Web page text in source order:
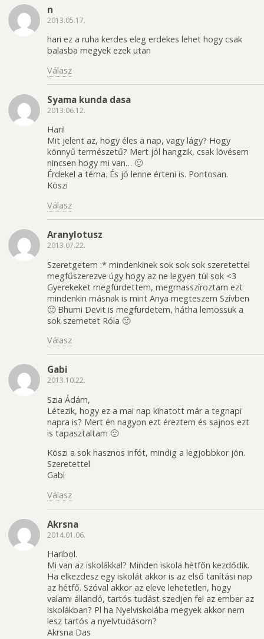
n
2013.05.17.
hari ez a ruha kerdes eleg erdekes lehet hogy csak
balasba megyek ezek utan
Válasz
Syama kunda dasa
2013.06.12.
Hari!
Mit jelent az, hogy éles a nap, vagy lágy? Hogy
könnyű természetű? Mert jól hangzik, csak lövésem
nincsen hogy mi van… 🙂
Érdekel a téma. És jó lenne érteni is. Pontosan.
Köszi
Válasz
Aranylotusz
2013.07.22.
Szeretgetem :* mindenkinek sok sok sok szeretettel
megfűszerezve úgy hogy az ne legyen túl sok <3
Gyerekeket megfürdettem, megmasszíroztam ezt
mindenkin másnak is mint Anya megteszem Szívben
🙂 Bhumi Devit is megfürdetem, hátha lemossuk a
sok szemetet Róla 🙂
Válasz
Gabi
2013.10.22.
Szia Ádám,
Létezik, hogy ez a mai nap kihatott már a tegnapi
napra is? Mert én nagyon ezt éreztem és sajnos ezt
is tapasztaltam 🙁
Köszi a sok hasznos infót, mindig a legjobbkor jön.
Szeretettel
Gabi
Válasz
Akrsna
2014.01.06.
Haribol.
Mi van az iskolákkal? Minden iskola hétfőn kezdődik.
Ha elkezdesz egy iskolát akkor is az első tanítási nap
az hétfő. Szóval akkor az eleve lehetetlen, hogy
valami állandó, tartós tudást szedjen fel az ember az
iskolákban? Pl ha Nyelviskolába megyek akkor nem
lesz tartós a nyelvtudásom?
Akrsna Das